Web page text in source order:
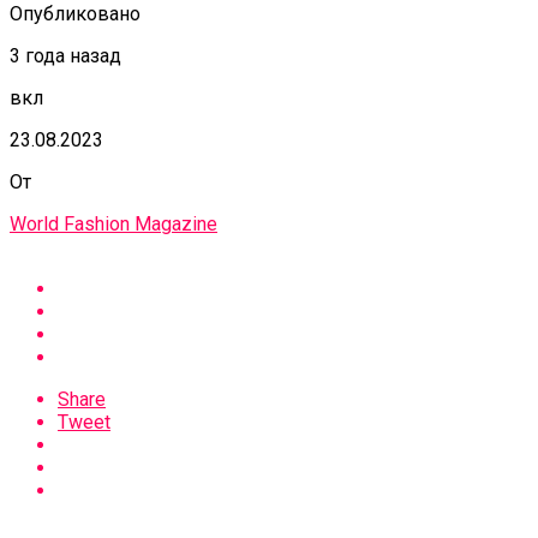
Опубликовано
3 года назад
вкл
23.08.2023
От
World Fashion Magazine
Share
Tweet